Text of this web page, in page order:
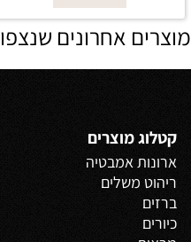
מוצרים אחרונים שנצפו
קטלוג מוצרים
ארונות אמבטיה
ריהוט משלים
ברזים
כיורים